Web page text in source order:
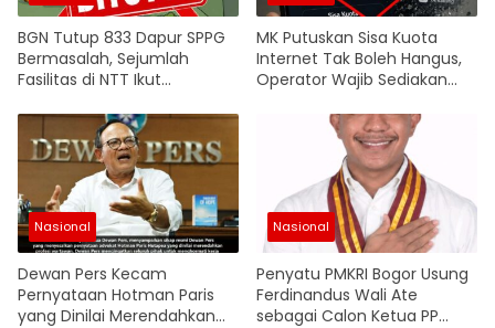
BGN Tutup 833 Dapur SPPG
Bermasalah, Sejumlah
Fasilitas di NTT Ikut
MK Putuskan Sisa Kuota
Internet Tak Boleh Hangus,
Operator Wajib Sediakan
Nasional
Dewan Pers Kecam
Pernyataan Hotman Paris
yang Dinilai Merendahkan
Nasional
Penyatu PMKRI Bogor Usung
Ferdinandus Wali Ate
sebagai Calon Ketua PP